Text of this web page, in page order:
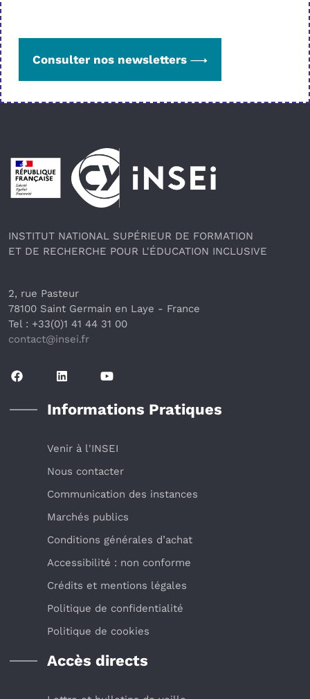
Consulter nos newsletters
Pied de page
INSTITUT NATIONAL SUPÉRIEUR DE FORMATION
ET DE RECHERCHE POUR L'ÉDUCATION INCLUSIVE
2, rue Pasteur
78100 Saint Germain en Laye - France
Tel : +33(0)1 41 44 31 00
contact@insei.fr
Informations Pratiques
Venir à l'INSEI
Nous contacter
Communication des instances
Marchés publics
Conditions générales d’achat
Accessibilité : non conforme
Crédits et mentions légales
Politique de confidentialité
Politique de cookies
Accès directs